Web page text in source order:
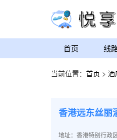
首页 线
当前位置： 首页 > 酒
香港远东丝丽
地址：香港特别行政